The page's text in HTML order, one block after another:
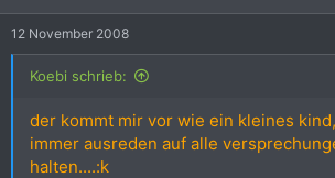
12 November 2008
Koebi schrieb:
der kommt mir vor wie ein kleines
immer ausreden auf alle
halten....:k